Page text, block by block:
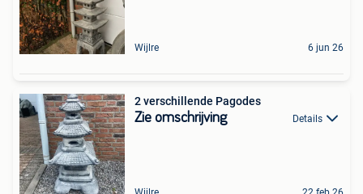
Wijlre 6 jun 26
2 verschillende Pagodes
Zie omschrijving Details